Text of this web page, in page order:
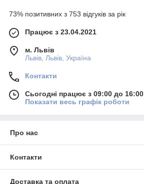
73% позитивних з 753 відгуків за рік
Працює з 23.04.2021
м. Львів
Львів, Львів, Україна
Контакти
Сьогодні працює з 09:00 до 16:00
Показати весь графік роботи
Про нас
Контакти
Доставка та оплата